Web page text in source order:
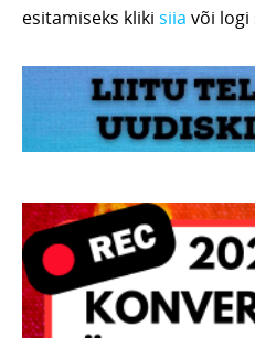
esitamiseks kliki siia või logi